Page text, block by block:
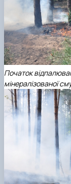
Початок
мінералізованої